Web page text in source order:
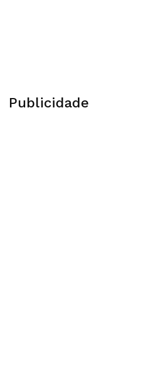
Publicidade